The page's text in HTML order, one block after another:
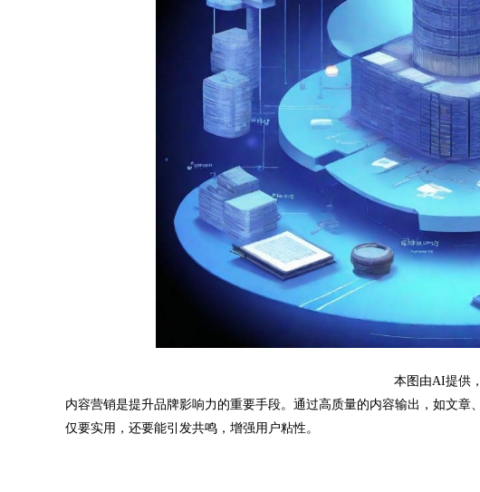
本图由AI提供
内容营销是提升品牌影响力的重要手段。通过高质量的内容输出，如文
仅要实用，还要能引发共鸣，增强用户粘性。